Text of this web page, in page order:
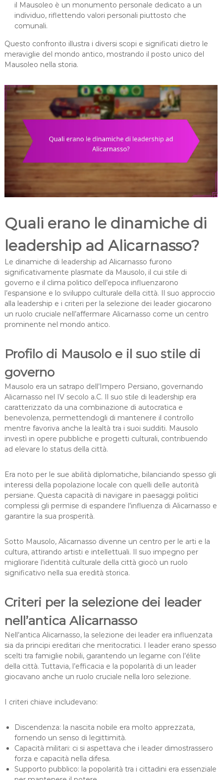
il Mausoleo è un monumento personale dedicato a un
individuo, riflettendo valori personali piuttosto che
comunali.
Questo confronto illustra i diversi scopi e significati dietro le
meraviglie del mondo antico, mostrando il posto unico del
Mausoleo nella storia.
Quali erano le dinamiche di
leadership ad Alicarnasso?
Le dinamiche di leadership ad Alicarnasso furono
significativamente plasmate da Mausolo, il cui stile di
governo e il clima politico dell’epoca influenzarono
l’espansione e lo sviluppo culturale della città. Il suo approccio
alla leadership e i criteri per la selezione dei leader giocarono
un ruolo cruciale nell’affermare Alicarnasso come un centro
prominente nel mondo antico.
Profilo di Mausolo e il suo stile di
governo
Mausolo era un satrapo dell’Impero Persiano, governando
Alicarnasso nel IV secolo a.C. Il suo stile di leadership era
caratterizzato da una combinazione di autocratica e
benevolenza, permettendogli di mantenere il controllo
mentre favoriva anche la lealtà tra i suoi sudditi. Mausolo
investì in opere pubbliche e progetti culturali, contribuendo
ad elevare lo status della città.
Era noto per le sue abilità diplomatiche, bilanciando spesso gli
interessi della popolazione locale con quelli delle autorità
persiane. Questa capacità di navigare in paesaggi politici
complessi gli permise di espandere l’influenza di Alicarnasso e
garantire la sua prosperità.
Sotto Mausolo, Alicarnasso divenne un centro per le arti e la
cultura, attirando artisti e intellettuali. Il suo impegno per
migliorare l’identità culturale della città giocò un ruolo
significativo nella sua eredità storica.
Criteri per la selezione dei leader
nell’antica Alicarnasso
Nell’antica Alicarnasso, la selezione dei leader era influenzata
sia da principi ereditari che meritocratici. I leader erano spesso
scelti tra famiglie nobili, garantendo un legame con l’élite
della città. Tuttavia, l’efficacia e la popolarità di un leader
giocavano anche un ruolo cruciale nella loro selezione.
I criteri chiave includevano:
Discendenza: la nascita nobile era molto apprezzata,
fornendo un senso di legittimità.
Capacità militari: ci si aspettava che i leader dimostrassero
forza e capacità nella difesa.
Supporto pubblico: la popolarità tra i cittadini era essenziale